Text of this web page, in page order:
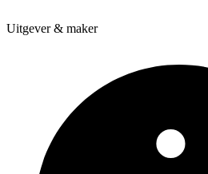
Uitgever & maker